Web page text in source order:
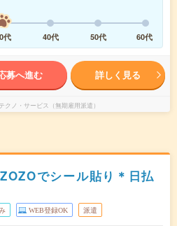
代 40代 50代 60代
募へ進む 詳しく見る
クノ・サービス（無期雇用派遣）
でシール貼り＊日払
WEB登録OK 派遣